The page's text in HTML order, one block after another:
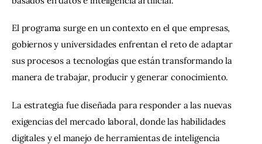
El programa surge en un contexto en el que empresas,
gobiernos y universidades enfrentan el reto de adaptar
sus procesos a tecnologías que están transformando la
manera de trabajar, producir y generar conocimiento.
La estrategia fue diseñada para responder a las nuevas
exigencias del mercado laboral, donde las habilidades
digitales y el manejo de herramientas de inteligencia